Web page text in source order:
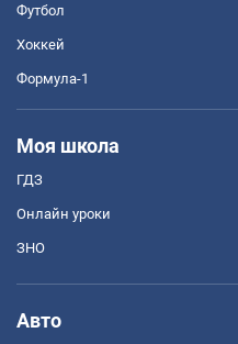
Футбол
Хоккей
Формула-1
Моя школа
ГДЗ
Онлайн уроки
ЗНО
Авто